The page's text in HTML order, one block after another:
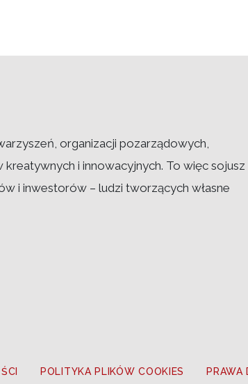
organizacji pozarządowych,
i innowacyjnych. To więc sojusz
i inwestorów – ludzi tworzących własne
POLITYKA PLIKÓW COOKIES PRAWA